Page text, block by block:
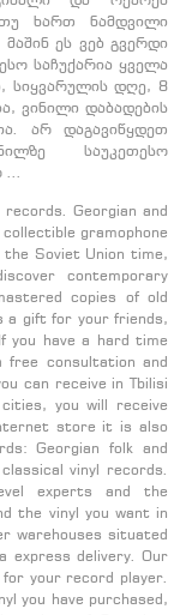
ხართ ნამდვილი
ეს ვებ გვერდი
საჩუქარია ყველა
სიყვარულის დღე, 8
ვინილი დაბადების
არ დაგავიწყდეთ
საუკეთესო
…
Georgian and
gramophone
Soviet Union time,
contemporary
copies of old
a gift for your friends,
you have a hard time
free consultation and
can receive in Tbilisi
you will receive
store it is also
Georgian folk and
vinyl records.
experts and the
the vinyl you want in
warehouses situated
express delivery. Our
your record player.
you have purchased,